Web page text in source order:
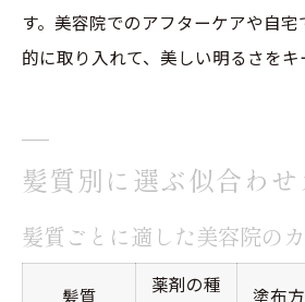
す。美容院でのアフターケアや自
的に取り入れて、美しい明るさをキ
髪質別に選ぶ似合わ
髪質ごとに適した美容院の
髪質
薬剤の種
塗布